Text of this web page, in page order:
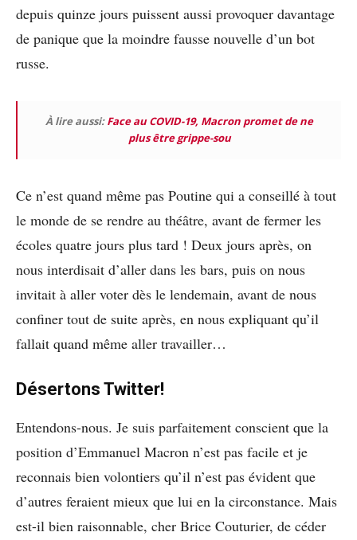
depuis quinze jours puissent aussi provoquer davantage
de panique que la moindre fausse nouvelle d’un bot
russe.
À lire aussi:Face au COVID-19, Macron promet de ne
plus être grippe-sou
Ce n’est quand même pas Poutine qui a conseillé à tout
le monde de se rendre au théâtre, avant de fermer les
écoles quatre jours plus tard ! Deux jours après, on
nous interdisait d’aller dans les bars, puis on nous
invitait à aller voter dès le lendemain, avant de nous
confiner tout de suite après, en nous expliquant qu’il
fallait quand même aller travailler…
Désertons Twitter!
Entendons-nous. Je suis parfaitement conscient que la
position d’Emmanuel Macron n’est pas facile et je
reconnais bien volontiers qu’il n’est pas évident que
d’autres feraient mieux que lui en la circonstance. Mais
est-il bien raisonnable, cher Brice Couturier, de céder